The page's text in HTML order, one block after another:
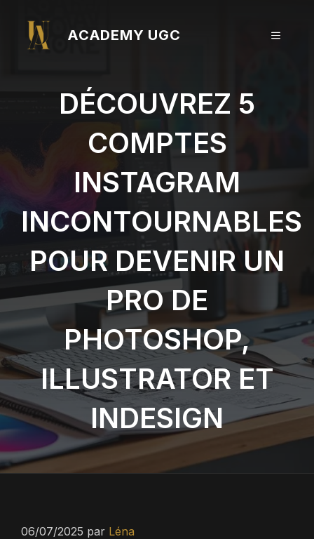
contenu
ACADEMY UGC MENU
DÉCOUVREZ 5
COMPTES
INSTAGRAM
INCONTOURNABLES
POUR DEVENIR UN
PRO DE
PHOTOSHOP,
ILLUSTRATOR ET
INDESIGN
06/07/2025 par Léna